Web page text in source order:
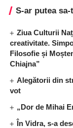
S-ar putea
Ziua Culturii
creativitate.
Filosofie și
Chiajna”
Alegătorii din
vot
„Dor de Mihai
În Vidra, s-a